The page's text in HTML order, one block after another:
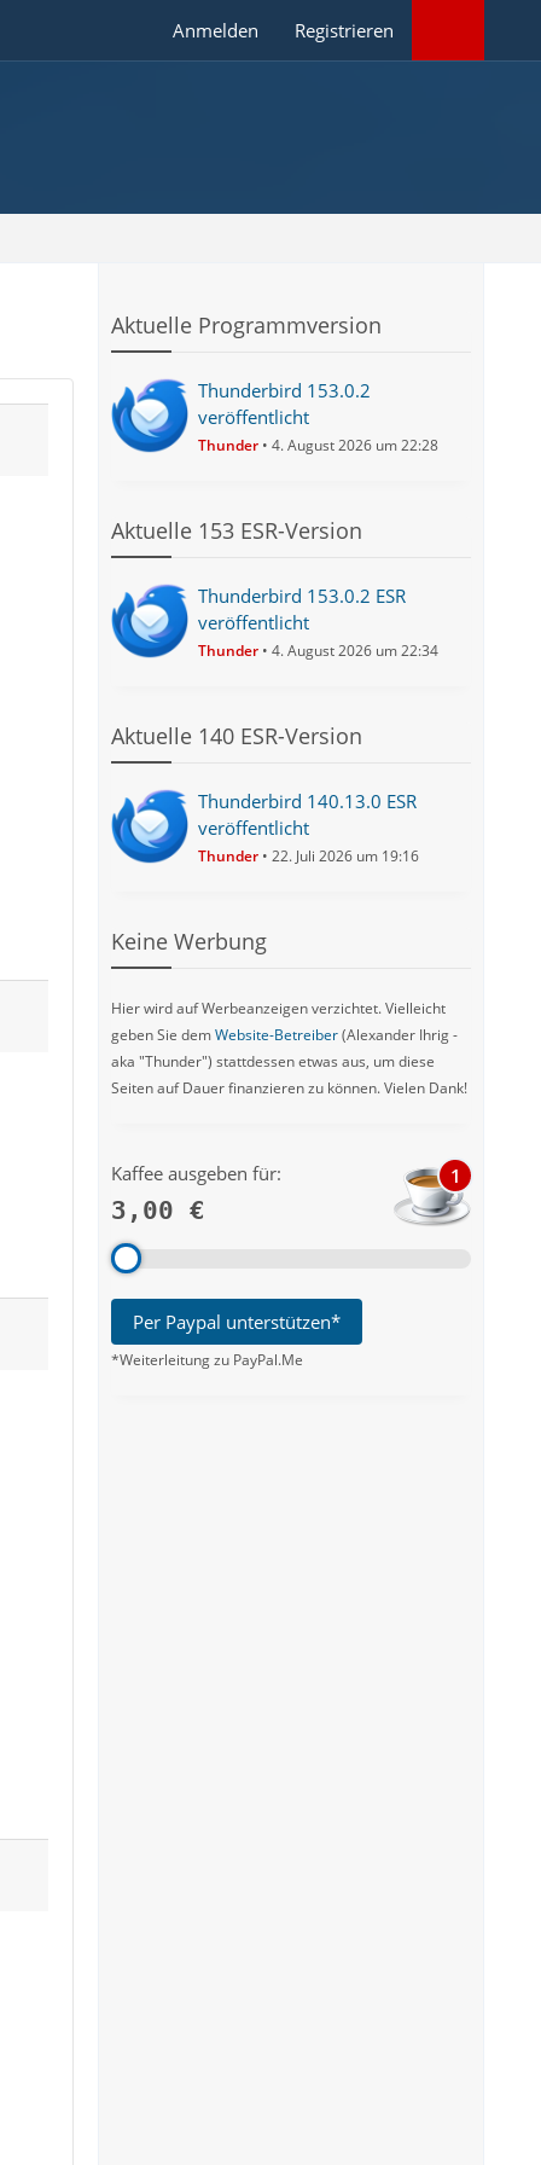
Anmelden Registrieren
Aktuelle Programmversion
Thunderbird 153.0.2
veröffentlicht
Thunder 4. August 2026 um 22:28
Aktuelle 153 ESR-Version
Thunderbird 153.0.2 ESR
veröffentlicht
Thunder 4. August 2026 um 22:34
Aktuelle 140 ESR-Version
Thunderbird 140.13.0 ESR
veröffentlicht
Thunder 22. Juli 2026 um 19:16
Keine Werbung
Hier wird auf Werbeanzeigen verzichtet. Vielleicht
geben Sie demWebsite-Betreiber(Alexander Ihrig -
aka "Thunder") stattdessen etwas aus, um diese
Seiten auf Dauer finanzieren zu können. Vielen Dank!
Kaffee ausgeben für:
3,00 €
1
Per Paypal unterstützen*
*Weiterleitung zu PayPal.Me